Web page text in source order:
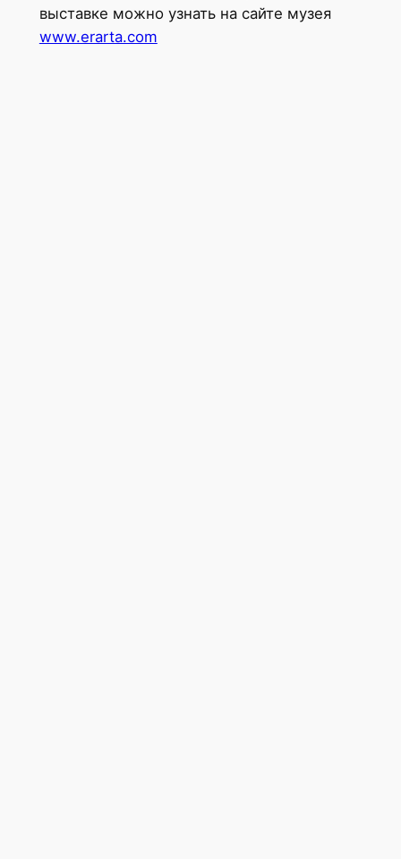
выставке можно узнать на сайте музея
www.erarta.com